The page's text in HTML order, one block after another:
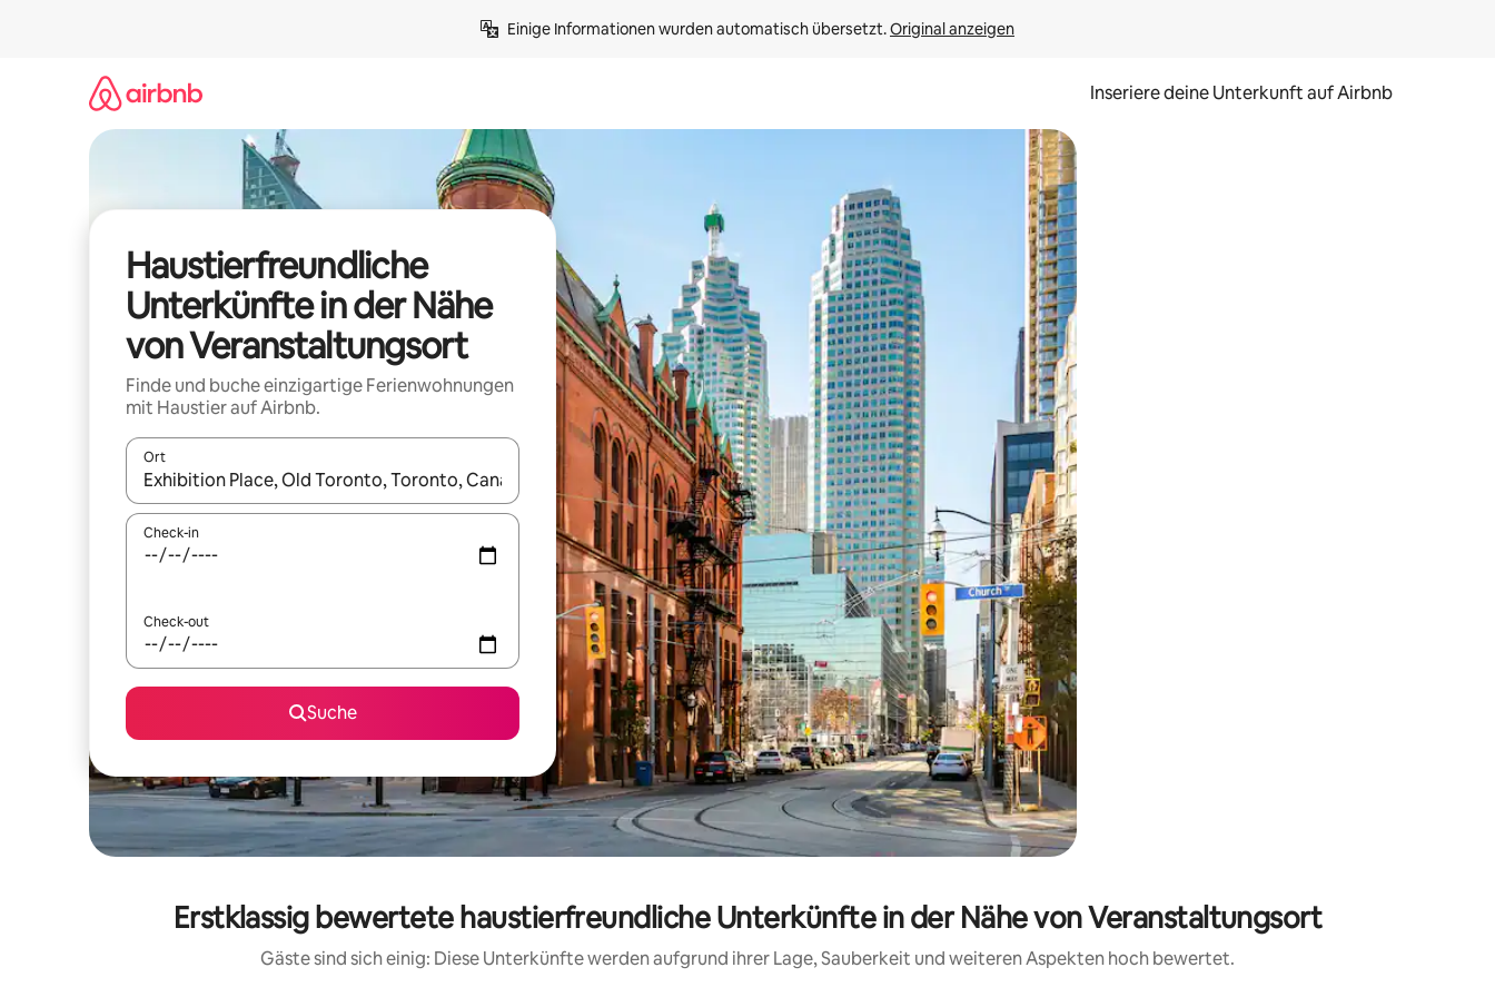
Einige Informationen wurden automatisch übersetzt. Original anzeigen
Inseriere deine Unterkunft auf Airbnb
Haustierfreundliche
Unterkünfte in der Nähe
von Veranstaltungsort
Finde und buche einzigartige Ferienwohnungen
mit Haustier auf Airbnb.
Ort
Wenn Ergebnisse verfügbar sind, navigiere mit den Pfeiltasten nach oben und unten oder erkunde die Ergebnisse durch Berühren oder Wischgesten.
Check-in
Check-out
Suche
Erstklassig bewertete haustierfreundliche Unterkünfte in der Nähe von Veranstaltungsort
Gäste sind sich einig: Diese Unterkünfte werden aufgrund ihrer Lage, Sauberkeit und weiteren Aspekten hoch bewertet.